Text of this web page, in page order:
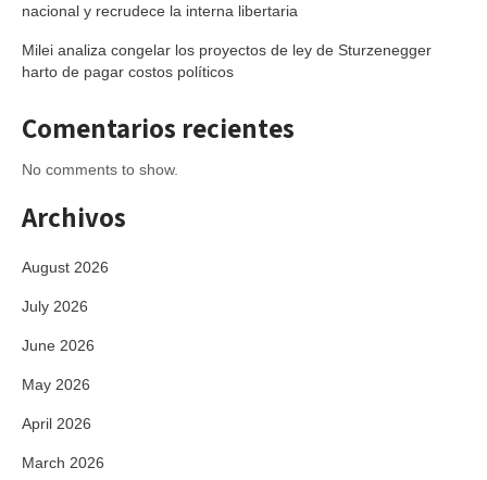
nacional y recrudece la interna libertaria
Milei analiza congelar los proyectos de ley de Sturzenegger
harto de pagar costos políticos
Comentarios recientes
No comments to show.
Archivos
August 2026
July 2026
June 2026
May 2026
April 2026
March 2026